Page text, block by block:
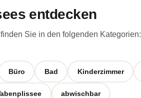
entdecken
Sie in den folgenden Kategorien:
Büro Bad Kinderzimmer
abwischbar